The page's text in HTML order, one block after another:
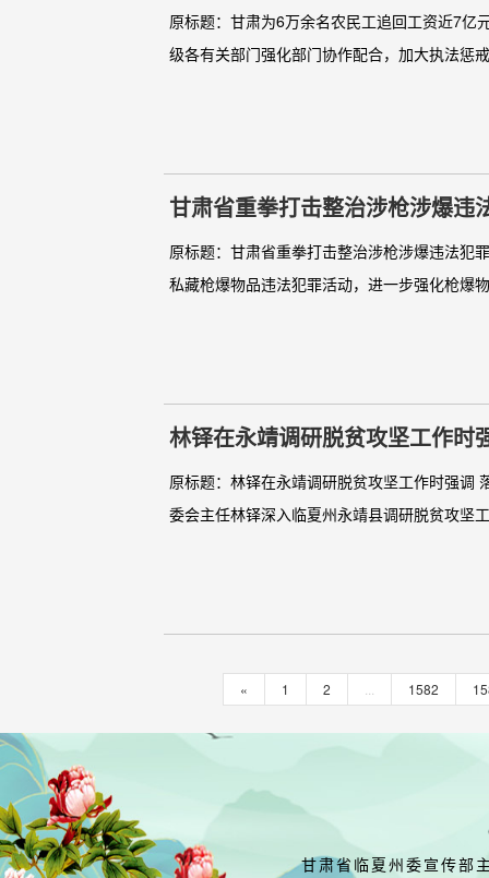
(记者 郭秀睿) 为严密防范、严
品管
原标题：甘肃为6万余名农民工追回工资近7
级各有关部门强化部门协作配合，加大执法惩
甘肃省重拳打击整治涉枪涉爆违
原标题：甘肃省重拳打击整治涉枪涉爆违法犯
私藏枪爆物品违法犯罪活动，进一步强化枪爆
林铎在永靖调研脱贫攻坚工作时
锋
原标题：林铎在永靖调研脱贫攻坚工作时强调
委会主任林铎深入临夏州永靖县调研脱贫攻坚
« 1 2 1582
甘肃省临夏州委宣传部